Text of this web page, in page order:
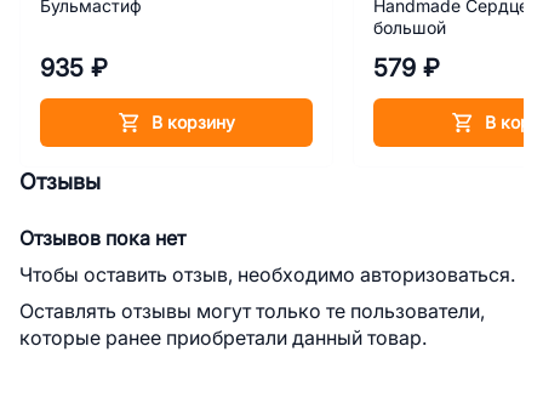
Бульмастиф
935 ₽
В корзину
Handmade Сердце
большой
579 ₽
В
Отзывы
Отзывов пока нет
Чтобы оставить отзыв, необходимо авторизоваться.
Оставлять отзывы могут только те пользователи,
которые ранее приобретали данный товар.